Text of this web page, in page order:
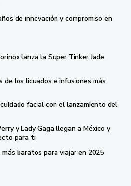
de innovación y compromiso en
lanza la Super Tinker Jade
los licuados e infusiones más
facial con el lanzamiento del
y Lady Gaga llegan a México y
para ti
baratos para viajar en 2025